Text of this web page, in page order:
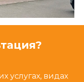
услугах, видах